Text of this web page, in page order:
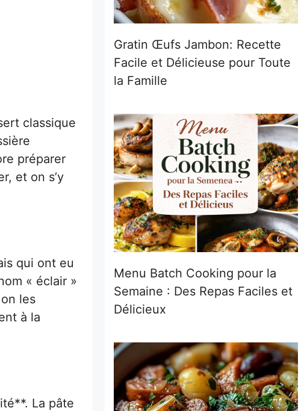
classique
préparer
et on s’y
qui ont eu
« éclair »
les
à la
La pâte
Gratin Œufs Jambon: Recette
Facile et Délicieuse pour Toute
la Famille
Menu Batch Cooking pour la
Semaine : Des Repas Faciles et
Délicieux